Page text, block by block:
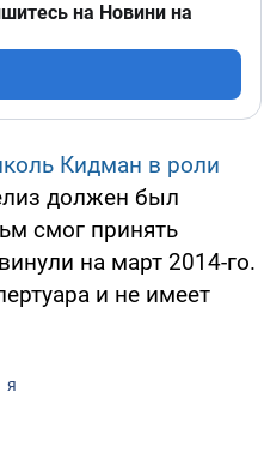
на Новини на
Кидман в роли
должен был
смог принять
на март 2014-го.
и не имеет